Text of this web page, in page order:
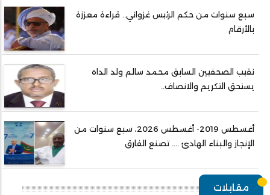
سبع سنوات من حكم الرئيس غزواني.. قراءة معززة
بالأرقام
نقيب الصحفيين السابق محمد سالم ولد الداه
يستحق التكريم والانصاف..
أغسطس 2019- أغسطس 2026، سبع سنوات من
الإنجاز والبناء الهادئ .... تصنع الفارق
مقابلات